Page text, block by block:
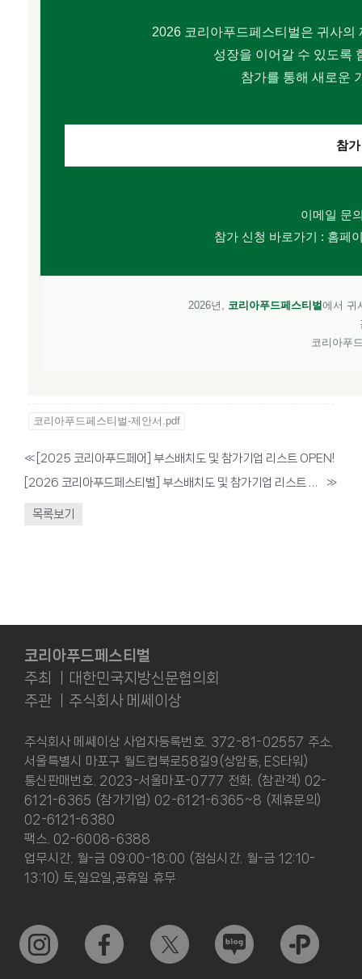
2026 코리아푸드페스티벌은 귀사
성장을 이어갈 수 있도록
참가를 통해 새로운
참
이메일 문
참가 신청 바로가기 : 홈페
2026년, 코리아푸드페스티벌에서 귀
코리아푸
코리아푸드페스티벌-제안서.pdf
« [2025 코리아푸드페어] 부스배치도 및 참가기업 리스트 OPEN!
[2026 코리아푸드페스티벌] 부스배치도 및 참가기업 리스트 OPEN!
»
목록보기
코리아푸드페스티벌
주최 ㅣ대한민국지방신문협의회
주관 ㅣ주식회사 메쎄이상
주식회사 메쎄이상 사업자등록번호. 372-81-02557 주소.
서울특별시 마포구 월드컵북로58길9(상암동, ES타워)
통신판매번호. 2023-서울마포-0777 전화. (참관객) 02-
6121-6365 (참가기업) 02-6121-6365~8 (제휴문의)
02-6121-6380
팩스. 02-6008-6388
업무시간. 월-금 09:00-18:00 (점심시간. 월-금 12:10-
13:10) 토,일요일,공휴일 휴무